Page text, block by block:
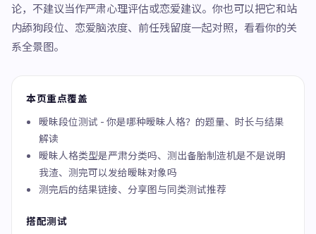
论，不建议当作严肃心理评估或恋爱建议。你也可以把它和站
内舔狗段位、恋爱脑浓度、前任残留度一起对照，看看你的关
系全景图。
本页重点覆盖
暧昧段位测试 - 你是哪种暧昧人格？的题量、时长与结果
解读
暧昧人格类型是严肃分类吗、测出备胎制造机是不是说明
我渣、测完可以发给暧昧对象吗
测完后的结果链接、分享图与同类测试推荐
搭配测试